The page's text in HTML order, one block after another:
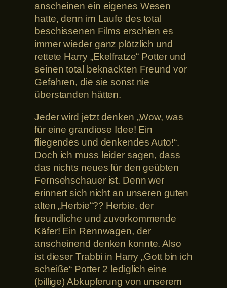
anscheinen ein eigenes Wesen
hatte, denn im Laufe des total
beschissenen Films erschien es
immer wieder ganz plötzlich und
rettete Harry „Ekelfratze“ Potter und
seinen total beknackten Freund vor
Gefahren, die sie sonst nie
überstanden hätten.
Jeder wird jetzt denken „Wow, was
für eine grandiose Idee! Ein
fliegendes und denkendes Auto!“.
Doch ich muss leider sagen, dass
das nichts neues für den geübten
Fernsehschauer ist. Denn wer
erinnert sich nicht an unseren guten
alten „Herbie“?? Herbie, der
freundliche und zuvorkommende
Käfer! Ein Rennwagen, der
anscheinend denken konnte. Also
ist dieser Trabbi in Harry „Gott bin ich
scheiße“ Potter 2 lediglich eine
(billige) Abkupferung von unserem